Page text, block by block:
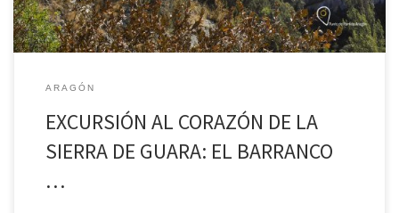
ARAGÓN
EXCURSIÓN AL CORAZÓN DE LA
SIERRA DE GUARA: EL BARRANCO
…